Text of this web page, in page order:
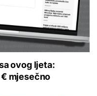
ovog ljeta:
mjesečno